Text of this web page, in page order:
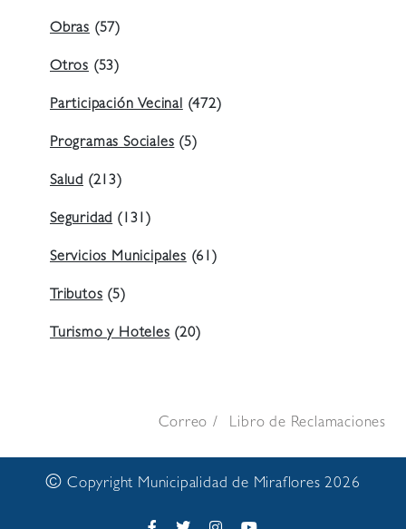
Obras (57)
Otros (53)
Participación Vecinal(472)
Programas Sociales(5)
Salud (213)
Seguridad(131)
Servicios Municipales(61)
Tributos(5)
Turismo y Hoteles(20)
Correo Libro de Reclamaciones
© Copyright Municipalidad de Miraflores 2026